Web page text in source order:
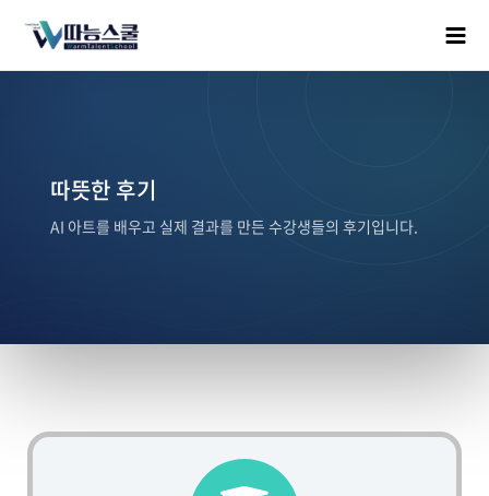
따뜻한 후기
AI 아트를 배우고 실제 결과를 만든 수강생들의 후기입니다.